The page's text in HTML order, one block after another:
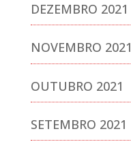
DEZEMBRO 2021
NOVEMBRO 2021
OUTUBRO 2021
SETEMBRO 2021